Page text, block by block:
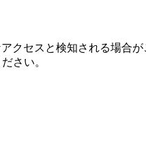
クセスと検知される場合が
さい。